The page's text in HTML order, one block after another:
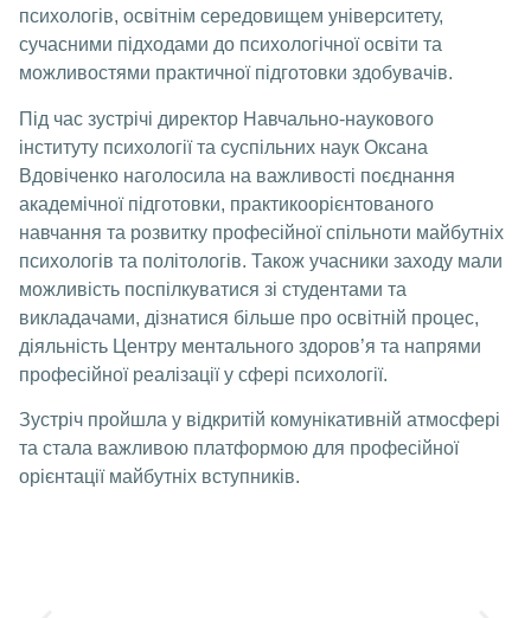
психологів, освітнім середовищем університету,
сучасними підходами до психологічної освіти та
можливостями практичної підготовки здобувачів.
Під час зустрічі директор Навчально-наукового
інституту психології та суспільних наук Оксана
Вдовіченко наголосила на важливості поєднання
академічної підготовки, практикоорієнтованого
навчання та розвитку професійної спільноти майбутніх
психологів та політологів. Також учасники заходу мали
можливість поспілкуватися зі студентами та
викладачами, дізнатися більше про освітній процес,
діяльність Центру ментального здоров’я та напрями
професійної реалізації у сфері психології.
Зустріч пройшла у відкритій комунікативній атмосфері
та стала важливою платформою для професійної
орієнтації майбутніх вступників.